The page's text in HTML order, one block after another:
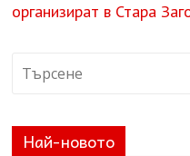
организират в Стара
Най-новото